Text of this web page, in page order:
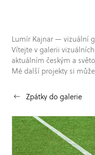
Lumír Kajnar — vizuální
Vítejte v galerii
aktuálním českým a
Mé další projekty si
Zpátky do galerie